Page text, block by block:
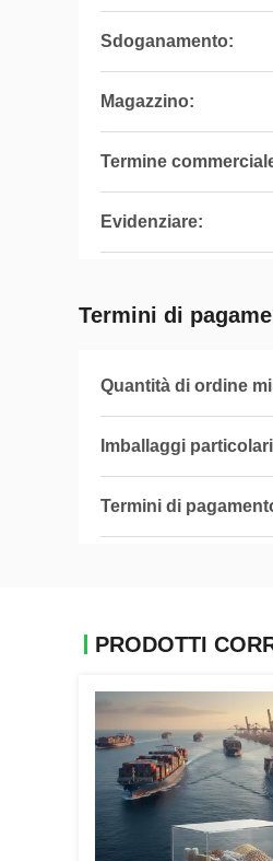
Sdoganamento:
Magazzino:
Termine
Evidenziare:
Termini di
Quantità di ordine
Imballaggi particolari
Termini di
PRODOTTI